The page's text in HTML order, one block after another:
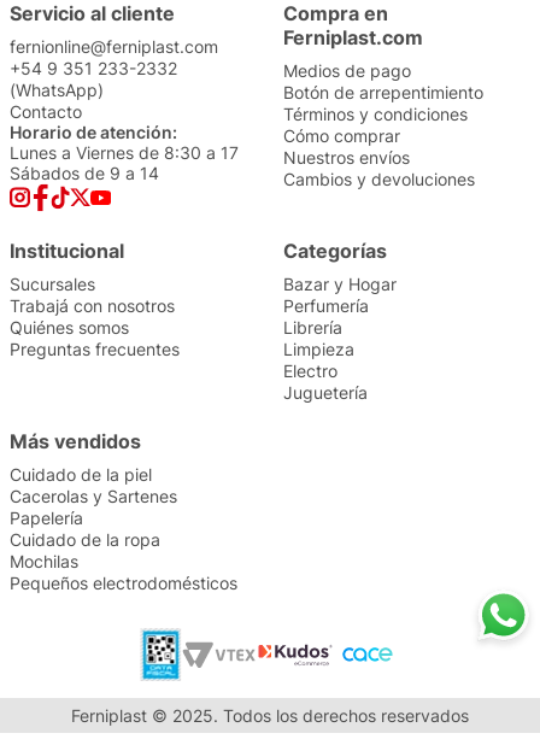
Servicio al cliente
fernionline@ferniplast.com
+54 9 351 233-2332
(WhatsApp)
Contacto
Horario de atención:
Lunes a Viernes de 8:30 a 17
Sábados de 9 a 14
Compra en
Ferniplast.com
Medios de pago
Botón de arrepentimiento
Términos y condiciones
Cómo comprar
Nuestros envíos
Cambios y devoluciones
Institucional
Sucursales
Trabajá con nosotros
Quiénes somos
Preguntas frecuentes
Categorías
Bazar y Hogar
Perfumería
Librería
Limpieza
Electro
Juguetería
Más vendidos
Cuidado de la piel
Cacerolas y Sartenes
Papelería
Cuidado de la ropa
Mochilas
Pequeños electrodomésticos
Ferniplast © 2025. Todos los derechos reservados